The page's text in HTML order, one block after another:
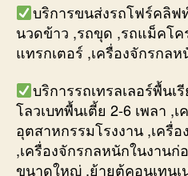
บริการขนส่งรถโฟร์คลิฟ
นวดข้าว ,รถขุด ,รถแม็คโค
แทรกเตอร์ ,เครื่องจักรกลห
บริการรถเทรลเลอร์พื้นเ
โลวเบทพื้นเตี้ย 2-6 เพลา ,
อุตสาหกรรมโรงงาน ,เครื่
,เครื่องจักรกลหนักในงานก่
ขนาดใหญ่ ,ย้ายตู้คอนเทน